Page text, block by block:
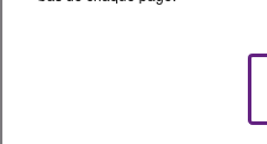
ce vendredi matin